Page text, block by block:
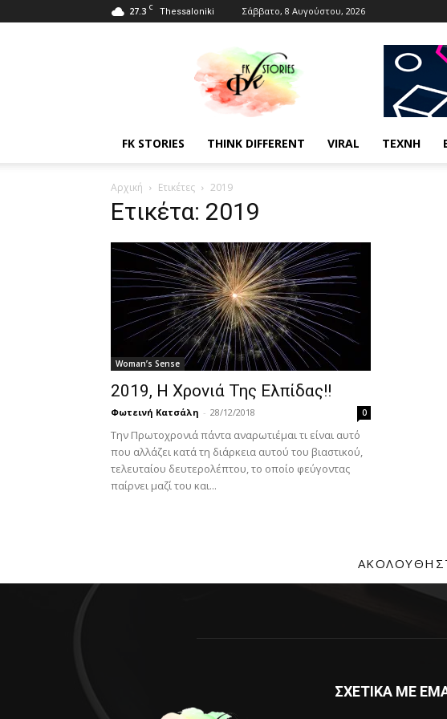
27.3 C Thessaloniki Σάββατο, 8 Αυγούστου, 2026
Fkstories
FK STORIES THINK DIFFERENT VIRAL ΤΕΧΝΗ
Αρχική Ετικέτες 2019
Ετικέτα: 2019
Woman’s Sense
2019, Η Χρονιά Της Ελπίδας!!
Φωτεινή Κατσάλη - 28/12/2018 0
Την Πρωτοχρονιά πάντα αναρωτιέμαι τι είναι αυτό
που αλλάζει κατά τη διάρκεια αυτού του βιαστικού,
τελευταίου δευτερολέπτου, το οποίο φεύγοντας
παίρνει μαζί του και...
ΣΧΕΤΙΚΑ ΜΕ